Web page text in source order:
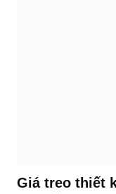
Giá treo thiết